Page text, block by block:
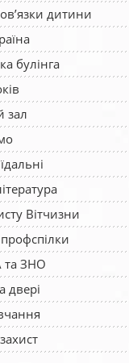
дитини
булінга
зал
Вітчизни
та ЗНО
двері